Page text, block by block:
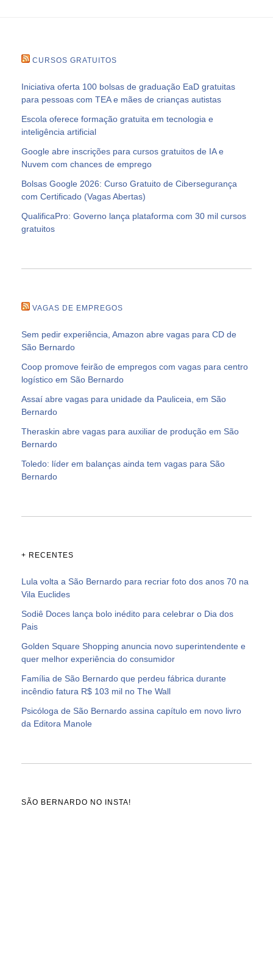
CURSOS GRATUITOS
Iniciativa oferta 100 bolsas de graduação EaD gratuitas
para pessoas com TEA e mães de crianças autistas
Escola oferece formação gratuita em tecnologia e
inteligência artificial
Google abre inscrições para cursos gratuitos de IA e
Nuvem com chances de emprego
Bolsas Google 2026: Curso Gratuito de Cibersegurança
com Certificado (Vagas Abertas)
QualificaPro: Governo lança plataforma com 30 mil cursos
gratuitos
VAGAS DE EMPREGOS
Sem pedir experiência, Amazon abre vagas para CD de
São Bernardo
Coop promove feirão de empregos com vagas para centro
logístico em São Bernardo
Assaí abre vagas para unidade da Pauliceia, em São
Bernardo
Theraskin abre vagas para auxiliar de produção em São
Bernardo
Toledo: líder em balanças ainda tem vagas para São
Bernardo
+ RECENTES
Lula volta a São Bernardo para recriar foto dos anos 70 na
Vila Euclides
Sodiê Doces lança bolo inédito para celebrar o Dia dos
Pais
Golden Square Shopping anuncia novo superintendente e
quer melhor experiência do consumidor
Família de São Bernardo que perdeu fábrica durante
incêndio fatura R$ 103 mil no The Wall
Psicóloga de São Bernardo assina capítulo em novo livro
da Editora Manole
SÃO BERNARDO NO INSTA!